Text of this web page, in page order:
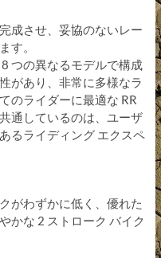
成させ、妥協のないレー
す。
つの異なるモデルで構成
があり、非常に多様なラ
のライダーに最適な RR
通しているのは、ユーザ
るライディング エクスペ
がわずかに低く、優れた
かな 2 ストローク バイク